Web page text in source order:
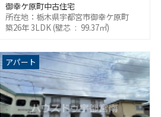
御幸ケ原町中古住宅
所在地：栃木県宇都宮市御幸ケ原町
築26年 3LDK (壁芯 : 99.37㎡)
アパート